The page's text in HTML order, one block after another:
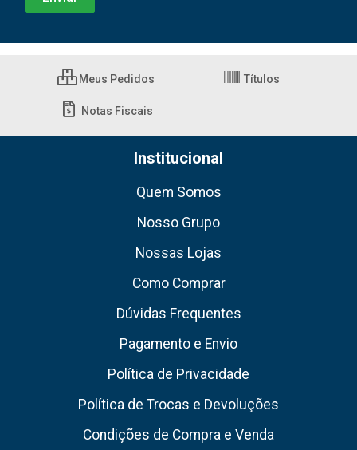
Meus Pedidos Títulos
Notas Fiscais
Institucional
Quem Somos
Nosso Grupo
Nossas Lojas
Como Comprar
Dúvidas Frequentes
Pagamento e Envio
Política de Privacidade
Política de Trocas e Devoluções
Condições de Compra e Venda